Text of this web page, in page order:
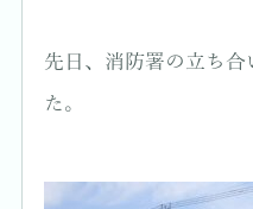
先日、消防署の立ち
た。